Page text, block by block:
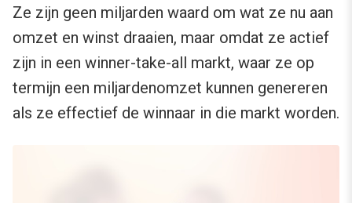
Ze zijn geen miljarden waard om wat ze nu aan
omzet en winst draaien, maar omdat ze actief
zijn in een winner-take-all markt, waar ze op
termijn een miljardenomzet kunnen genereren
als ze effectief de winnaar in die markt worden.